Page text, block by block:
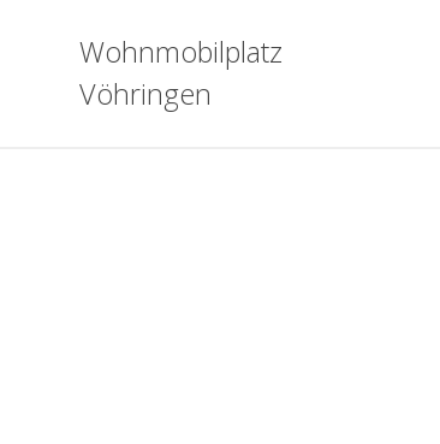
Wohnmobilplatz
Vöhringen